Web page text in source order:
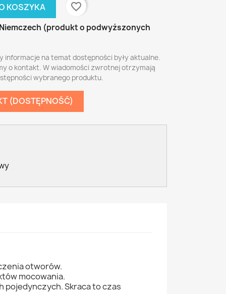
KOSZYKA
favorite_border
(produkt o podwyższonych
informacje na temat dostępności były aktualne.
o kontakt. W wiadomości zwrotnej otrzymają
wybranego produktu.
(DOSTĘPNOŚĆ)
otworów.
mocowania.
Skraca to czas